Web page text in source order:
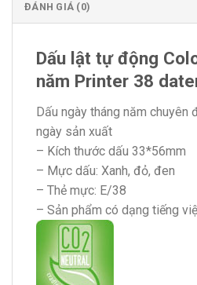
ĐÁNH GIÁ (0)
Dấu lật tự động
năm Printer 38
Dấu ngày tháng năm chuyên
ngày sản xuất
– Kích thước dấu 33*56mm
– Mực dấu: Xanh, đỏ, đen
– Thẻ mực: E/38
– Sản phẩm có dạng tiếng